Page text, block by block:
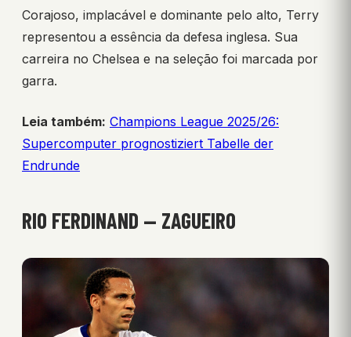
Corajoso, implacável e dominante pelo alto, Terry
representou a essência da defesa inglesa. Sua
carreira no Chelsea e na seleção foi marcada por
garra.
Leia também: Champions League 2025/26:
Supercomputer prognostiziert Tabelle der
Endrunde
RIO FERDINAND — ZAGUEIRO